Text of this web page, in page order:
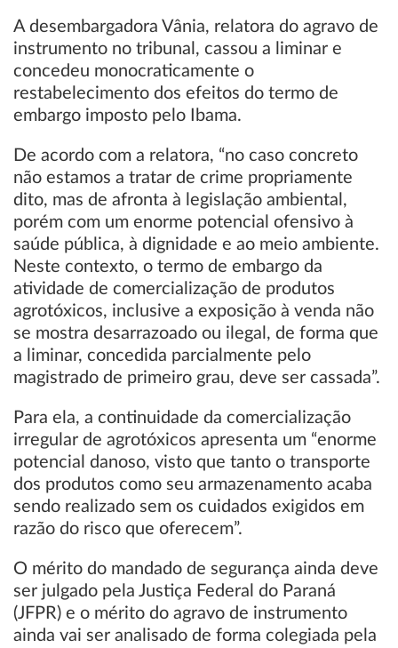
A desembargadora Vânia, relatora do agravo de
instrumento no tribunal, cassou a liminar e
concedeu monocraticamente o
restabelecimento dos efeitos do termo de
embargo imposto pelo Ibama.
De acordo com a relatora, “no caso concreto
não estamos a tratar de crime propriamente
dito, mas de afronta à legislação ambiental,
porém com um enorme potencial ofensivo à
saúde pública, à dignidade e ao meio ambiente.
Neste contexto, o termo de embargo da
atividade de comercialização de produtos
agrotóxicos, inclusive a exposição à venda não
se mostra desarrazoado ou ilegal, de forma que
a liminar, concedida parcialmente pelo
magistrado de primeiro grau, deve ser cassada”.
Para ela, a continuidade da comercialização
irregular de agrotóxicos apresenta um “enorme
potencial danoso, visto que tanto o transporte
dos produtos como seu armazenamento acaba
sendo realizado sem os cuidados exigidos em
razão do risco que oferecem”.
O mérito do mandado de segurança ainda deve
ser julgado pela Justiça Federal do Paraná
(JFPR) e o mérito do agravo de instrumento
ainda vai ser analisado de forma colegiada pela